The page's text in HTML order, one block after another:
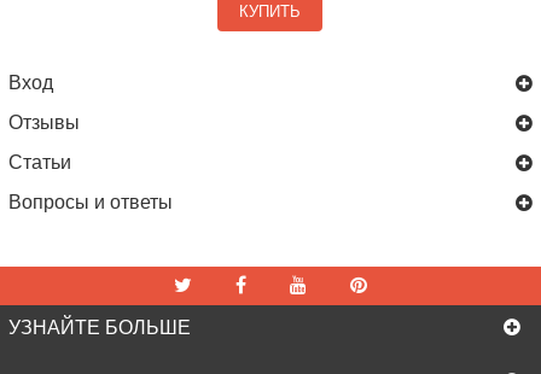
КУПИТЬ
Вход
Отзывы
Статьи
Вопросы и ответы
УЗНАЙТЕ БОЛЬШЕ